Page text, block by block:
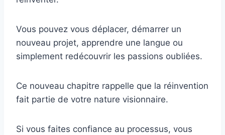
Vous pouvez vous déplacer, démarrer un
nouveau projet, apprendre une langue ou
simplement redécouvrir les passions oubliées.
Ce nouveau chapitre rappelle que la réinvention
fait partie de votre nature visionnaire.
Si vous faites confiance au processus, vous